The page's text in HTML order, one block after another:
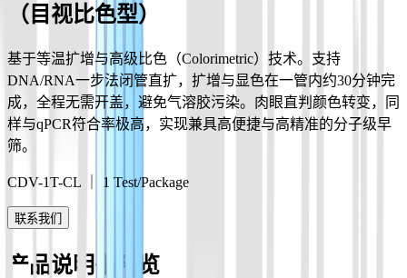
（目视比色型）
基于等温扩增与高级比色（Colorimetric）技术。支持
DNA/RNA一步法闭管直扩，扩增与显色在一管内约30分钟完
成，全程无需开盖，避免气溶胶污染。肉眼直判颜色转变，同
样与qPCR符合率极高，实现兼具高便捷与高精准的分子级早
筛。
CDV-1T-CL ｜ 1 Test/Package
联系我们
产品说明书预览